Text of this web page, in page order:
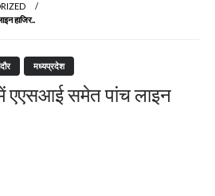
हाजिर..
मध्यप्रदेश
एएसआई समेत पांच लाइन